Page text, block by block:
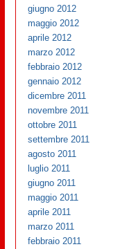
giugno 2012
maggio 2012
aprile 2012
marzo 2012
febbraio 2012
gennaio 2012
dicembre 2011
novembre 2011
ottobre 2011
settembre 2011
agosto 2011
luglio 2011
giugno 2011
maggio 2011
aprile 2011
marzo 2011
febbraio 2011